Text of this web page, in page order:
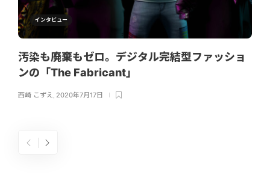
インタビュー
汚染も廃棄もゼロ。デジタル完結型ファッショ
ンの「The Fabricant」
西崎 こずえ 2020年7月17日